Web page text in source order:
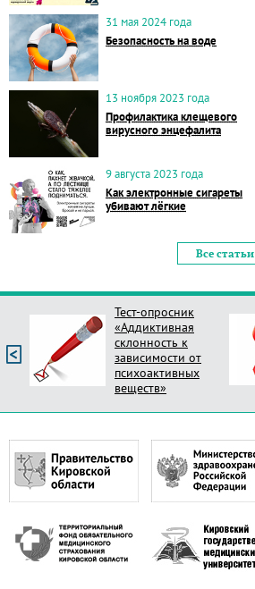
31 мая 2024 года
Безопасность на воде
13 ноября 2023 года
Профилактика клещевого
вирусного энцефалита
9 августа 2023 года
Как электронные сигареты
убивают лёгкие
Все статьи
Тест-опросник
«Аддиктивная
склонность к
зависимости от
психоактивных
веществ»